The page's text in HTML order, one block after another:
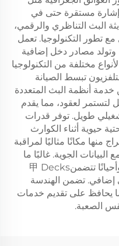
إشارة مستقرة حتى في
البث التناظري والرقمي،
تطور التكنولوجيا. تعمل
وتولد مصادر دخل إضافية
مختلفة من التكنولوجيا
تبسط الصيانة
خدمة أنظمة البث المتعددة
لتستمر لعقود، مما يقدم
طويل. توفر قدرات
حيوية أثناء الكوارث
منها مكانًا مثاليًا لمراقبة
الجوية. غالبًا ما
تصبح وجودتها علامة مميزة للمدن، وأحيانًا تتضمن甲 Decks
تضمن الهندسة
يحافظ على تقديم خدمات
الصعبة.